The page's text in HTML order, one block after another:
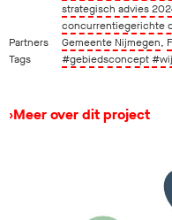
strategisch advies
concurrentiegerichte
Partners
Gemeente Nijmegen,
Tags
#gebiedsconcept
›Meer over dit project